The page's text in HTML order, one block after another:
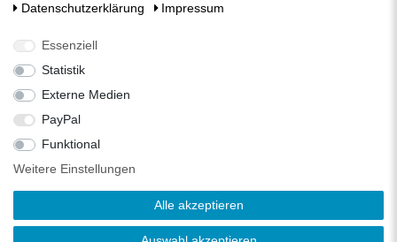
Fr:
07:30 - 12:30 | 13:00 - 14:00
Daten­schutz­erklärung
Impressum
Essenziell
Statistik
Externe Medien
PayPal
Funktional
Weitere Einstellungen
Alle akzeptieren